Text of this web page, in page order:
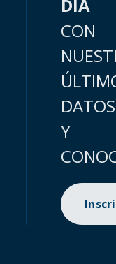
DÍA
CON
DATOS
Y